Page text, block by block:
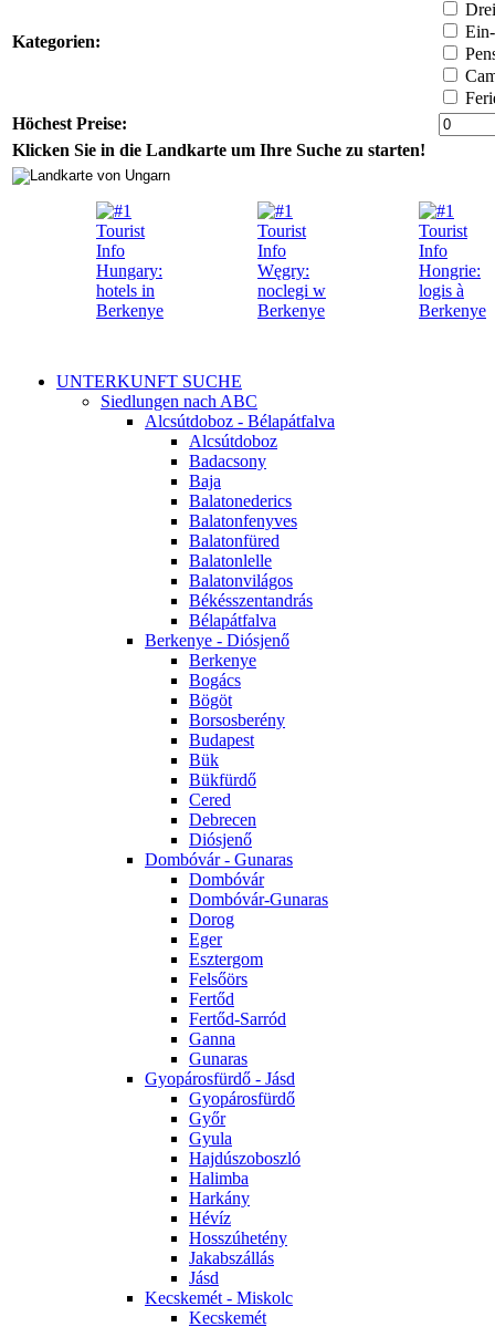
Kategorien:
Höchest Preise:
Klicken Sie in die Landkarte um Ihre Suche zu starten!
UNTERKUNFT SUCHE
Siedlungen nach ABC
Alcsútdoboz - Bélapátfalva
Alcsútdoboz
Badacsony
Baja
Balatonederics
Balatonfenyves
Balatonfüred
Balatonlelle
Balatonvilágos
Békésszentandrás
Bélapátfalva
Berkenye - Diósjenő
Berkenye
Bogács
Bögöt
Borsosberény
Budapest
Bük
Bükfürdő
Cered
Debrecen
Diósjenő
Dombóvár - Gunaras
Dombóvár
Dombóvár-Gunaras
Dorog
Eger
Esztergom
Felsőörs
Fertőd
Fertőd-Sarród
Ganna
Gunaras
Gyopárosfürdő - Jásd
Gyopárosfürdő
Győr
Gyula
Hajdúszoboszló
Halimba
Harkány
Hévíz
Hosszúhetény
Jakabszállás
Jásd
Kecskemét - Miskolc
Kecskemét